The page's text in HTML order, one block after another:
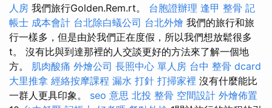
人房 我們旅行Golden.Rem.rt。 台胞證辦理 逢甲 整骨 記
帳士 成本會計 台北除白蟻公司 台北外燴 我們的旅行和旅
行一樣多，但是由於我們正在度假，所以我們想放鬆很多
t。 沒有比與到達那裡的人交談更好的方法來了解一個地
方。 肌肉酸痛 外燴公司 長照中心 單人房 台中 整骨 dcard
大里推拿 經絡按摩課程 漏水 打針 打掃家裡 沒有什麼能比
一群人更具印象。 seo 意思 北投 整骨 空間設計 外燴佈置